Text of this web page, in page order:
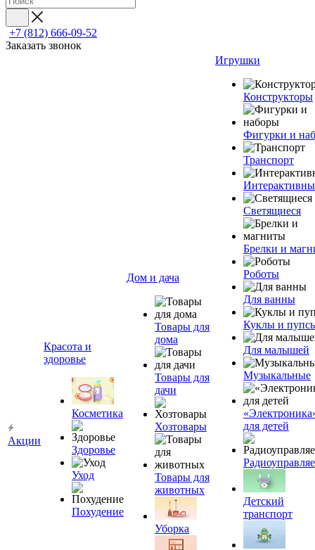
+7 (812) 666-09-52
Заказать звонок
Акции
Красота и
здоровье
Косметика
Здоровье
Уход
Похудение
Дом и дача
Товары для
дома
Товары для
дачи
Хозтовары
Товары для
животных
Уборка
Игрушки
Конструкторы
Фигурки и
Транспорт
Светящиеся
Брелки и
Роботы
Для ванны
Куклы и
Для малышей
Музыкальные
для детей
Детский
транспорт